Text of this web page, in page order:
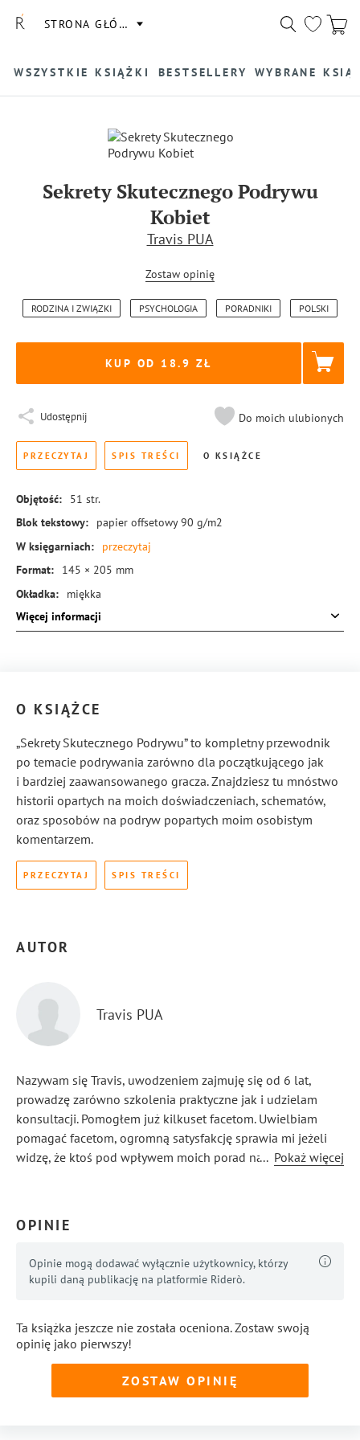
STRONA GŁÓWNA
WSZYSTKIE KSIĄŻKI BESTSELLERY WYBRANE
Sekrety Skutecznego Podrywu
Kobiet
Travis PUA
Zostaw opinię
RODZINA I ZWIĄZKI PSYCHOLOGIA PORADNIKI POLSKI
KUP OD 18.9
Udostępnij Do moich ulubionych
PRZECZYTAJ SPIS TREŚCI O KSIĄŻCE
Objętość: 51 str.
Blok tekstowy:
papier offsetowy 90 g/m2
W księgarniach:
przeczytaj
Format:
145 × 205 mm
Okładka:
miękka
Rodzaj oprawy: blok klejony
Więcej informacji
O KSIĄŻCE
„Sekrety Skutecznego Podrywu” to kompletny przewodnik
po temacie podrywania zarówno dla początkującego jak
i bardziej zaawansowanego gracza. Znajdziesz tu mnóstwo
historii opartych na moich doświadczeniach, schematów,
oraz sposobów na podryw popartych moim osobistym
komentarzem.
PRZECZYTAJ SPIS TREŚCI
AUTOR
Travis PUA
Nazywam się Travis, uwodzeniem zajmuję się od 6 lat,
prowadzę zarówno szkolenia praktyczne jak i udzielam
konsultacji. Pomogłem już kilkuset facetom. Uwielbiam
pomagać facetom, ogromną satysfakcję sprawia mi jeżeli
widzę, że ktoś pod wpływem moich porad naprawdę
... Pokaż więcej
OPINIE
Opinie mogą dodawać wyłącznie użytkownicy, którzy
kupili daną publikację na platformie Riderò.
Ta książka jeszcze nie została oceniona. Zostaw swoją
opinię jako pierwszy!
ZOSTAW OPINIĘ